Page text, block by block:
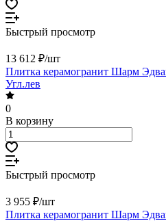
Быстрый просмотр
13 612 ₽/шт
Плитка керамогранит Шарм
Угл.лев
0
В корзину
Быстрый просмотр
3 955 ₽/шт
Плитка керамогранит Шарм